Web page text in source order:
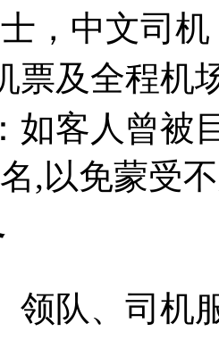
，中文司
票及全程机
如客人曾被
,以免蒙受
领队、司机